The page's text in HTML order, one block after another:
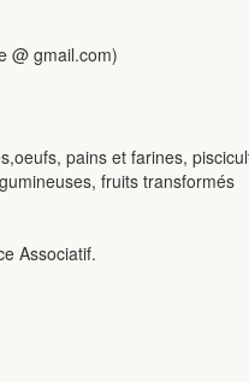
@ gmail.com)
pains et farines,
fruits transformés
Associatif.